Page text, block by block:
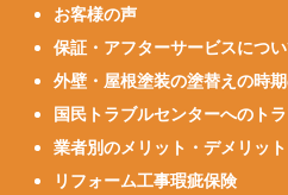
お客様の声
保証・アフターサービスにつ
外壁・屋根塗装の塗替えの時
国民トラブルセンターへのト
業者別のメリット・デメリット
リフォーム工事瑕疵保険